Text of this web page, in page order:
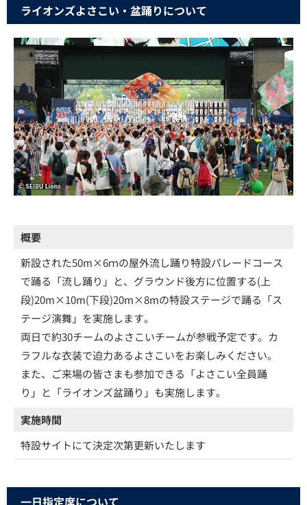
ライオンズよさこい・盆踊りについて
概要
新設された50m×6ｍの屋外流し踊り特設パレードコース
で踊る「流し踊り」と、グラウンド後方に位置する(上
段)20m×10m(下段)20m×8mの特設ステージで踊る「ス
テージ演舞」を実施します。
両日で約30チームのよさこいチームが参戦予定です。カ
ラフルな衣装で迫力あるよさこいをお楽しみください。
また、ご来場の皆さまも参加できる「よさこい全員踊
り」と「ライオンズ盆踊り」も実施します。
実施時間
特設サイトにて決定次第更新いたします
一日指定席について